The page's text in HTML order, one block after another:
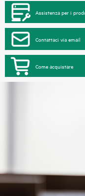
Assistenza per i
Contattaci via email
Come acquistare